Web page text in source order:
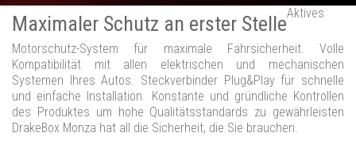
Maximaler Schutz an erster StelleAktives
Motorschutz-System für maximale Fahrsicherheit. Volle
Kompatibilität mit allen elektrischen und mechanischen
Systemen Ihres Autos. Steckverbinder Plug&Play für schnelle
und einfache Installation. Konstante und gründliche Kontrollen
des Produktes um hohe Qualitätsstandards zu gewährleisten
DrakeBox Monza hat all die Sicherheit, die Sie brauchen.